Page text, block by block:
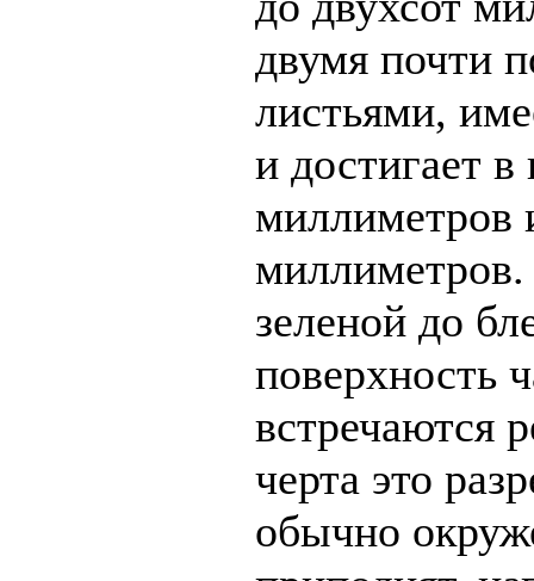
двумя почти
листьями,
и достигает
миллиметров
миллиметров.
зеленой до
поверхность
встречаются
черта это
обычно